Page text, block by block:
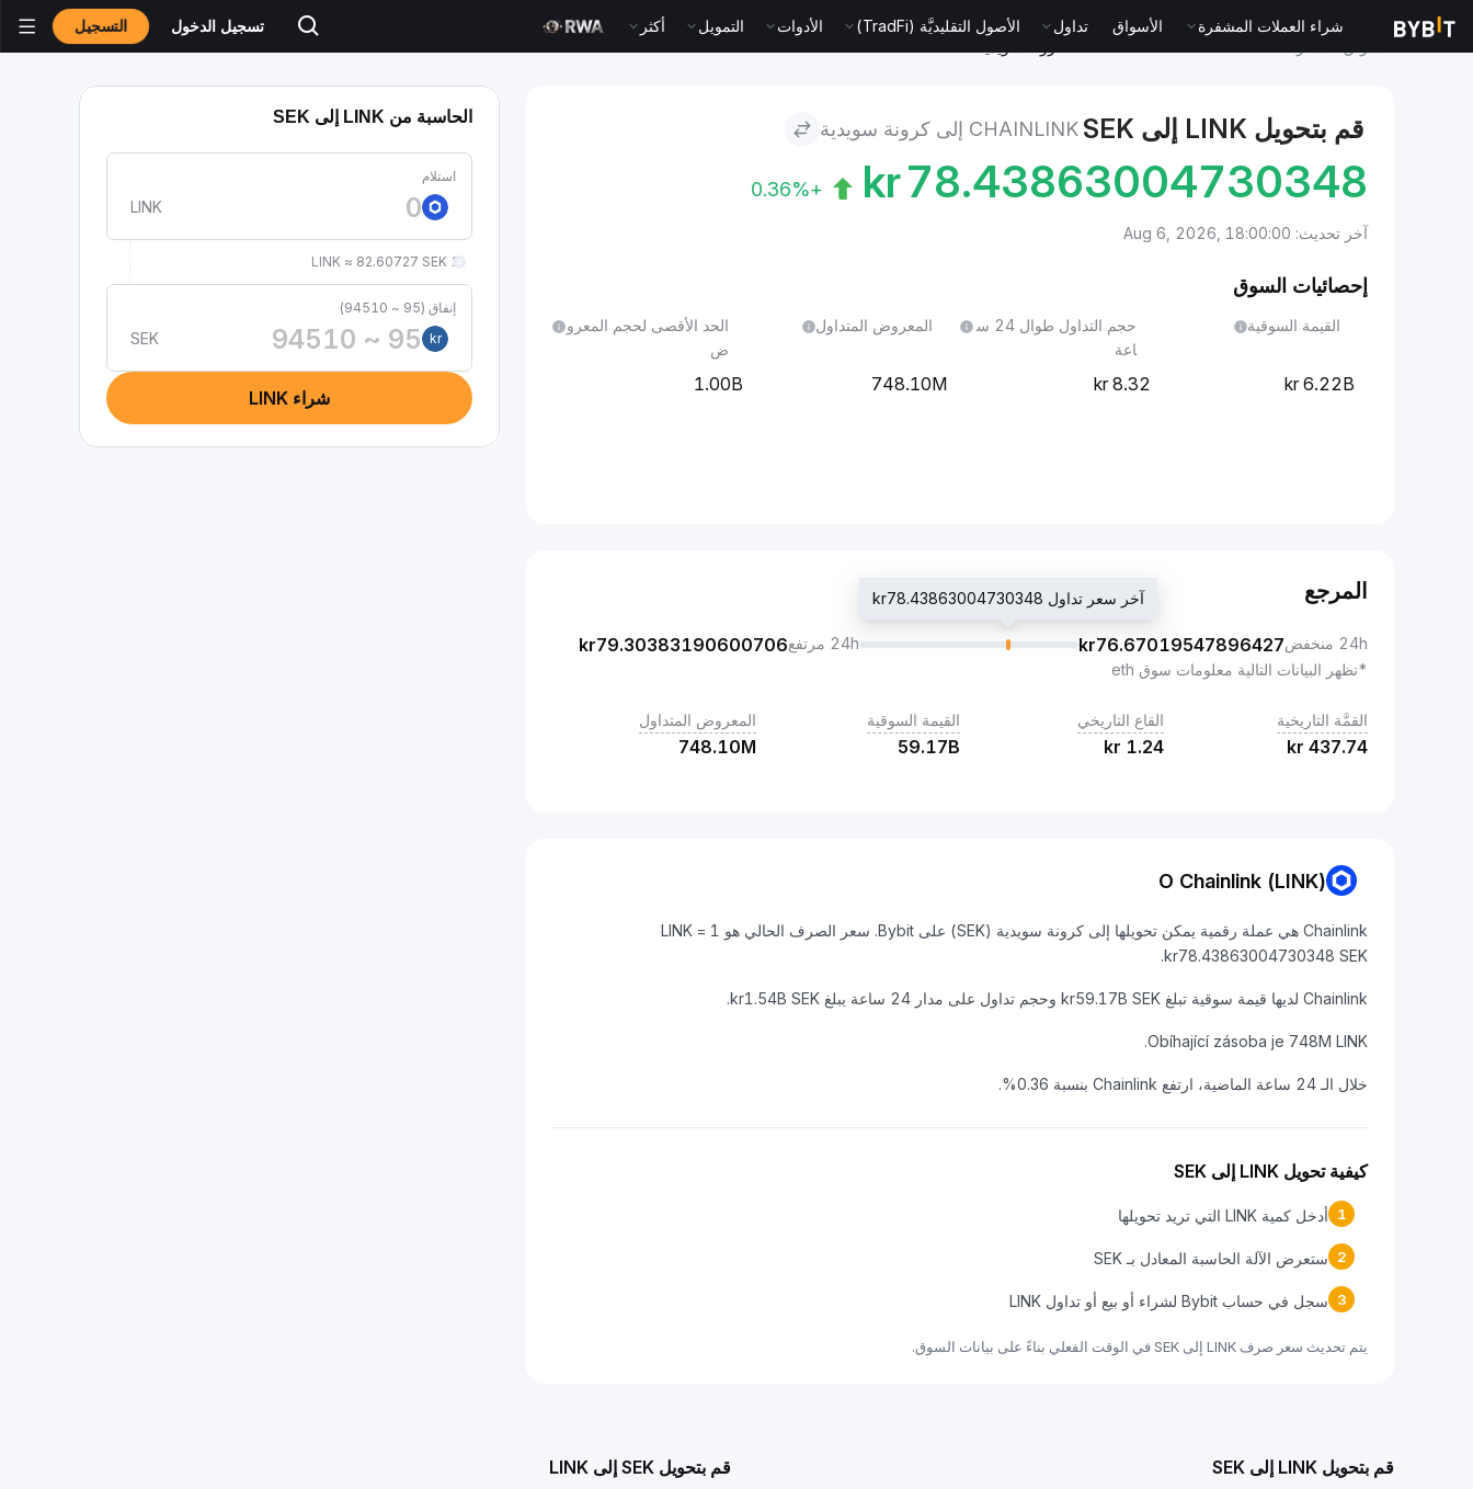
شراء العملات المشفرة الأسواق تداول الأصول التقليديَّة (TradFi) الأدوات التمويل أكثر تسجيل الدخول التسجيل
قم بتحويل LINK إلى SEK CHAINLINK إلى كرونة سويدية
kr78.43863004730348
+0.36%
آخر تحديث: Aug 6, 2026, 18:00:00
إحصائيات السوق
القيمة السوقية
6.22B
حجم التداول طوال 24 س
اعة
8.32
المعروض المتداول
748.10M
الحد الأقصى لحجم المعرو
ض
1.00B
المرجع
24h منخفض kr76.67019547896427
آخر سعر تداول kr78.43863004730348
24h مرتفع kr79.30383190600706
*تظهر البيانات التالية معلومات سوق eth
القمَّة التاريخية
kr 437.74
القاع التاريخي
kr 1.24
القيمة السوقية
59.17B
المعروض المتداول
748.10M
O Chainlink (LINK)
Chainlink هي عملة رقمية يمكن تحويلها إلى كرونة سويدية (SEK) على Bybit. سعر الصرف الحالي هو 1 LINK =
kr78.43863004730348 SEK.
Chainlink لديها قيمة سوقية تبلغ kr59.17B SEK وحجم تداول على مدار 24 ساعة يبلغ kr1.54B SEK.
Obíhající zásoba je 748M LINK.
خلال الـ 24 ساعة الماضية، ارتفع Chainlink بنسبة 0.36%.
كيفية تحويل LINK إلى SEK
1 أدخل كمية LINK التي تريد تحويلها
2 ستعرض الآلة الحاسبة المعادل بـ SEK
3 سجل في حساب Bybit لشراء أو بيع أو تداول LINK
يتم تحديث سعر صرف LINK إلى SEK في الوقت الفعلي بناءً على بيانات السوق.
الحاسبة من LINK إلى SEK
استلام
LINK
1 LINK ≈ 82.60727 SEK
إنفاق (95 ~ 94510)
kr
SEK
شراء LINK
قم بتحويل LINK إلى SEK قم بتحويل SEK إلى LINK